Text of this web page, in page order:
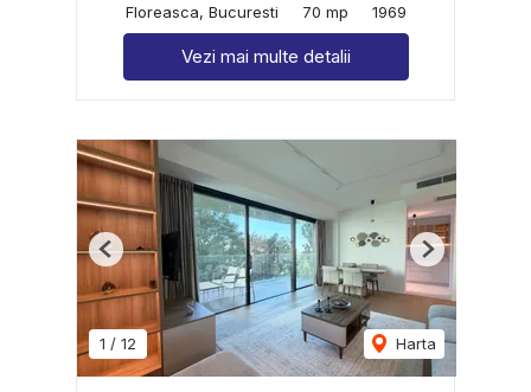
Floreasca, Bucuresti
70 mp 1969
Vezi mai multe detalii
1 / 12 Harta
Previous Next